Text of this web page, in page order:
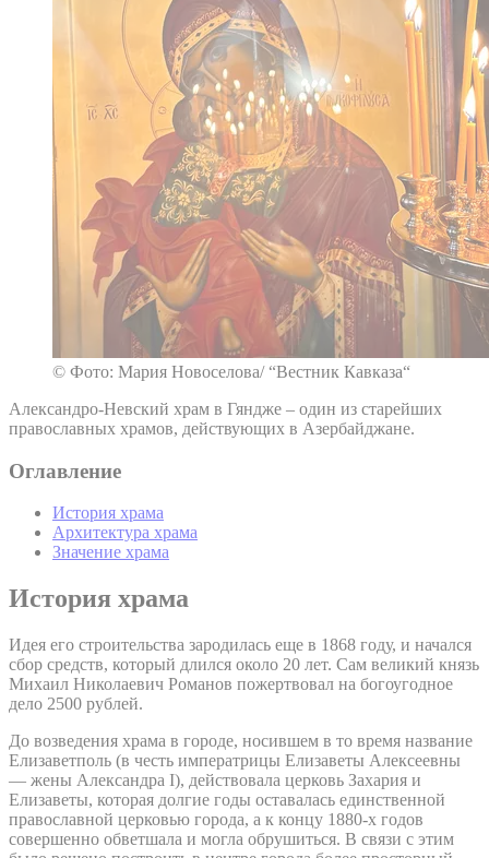
© Фото: Мария Новоселова/ “Вестник Кавказа“
Александро-Невский храм в Гяндже – один из старейших
православных храмов, действующих в Азербайджане.
Оглавление
История храма
Архитектура храма
Значение храма
История храма
Идея его строительства зародилась еще в 1868 году, и начался
сбор средств, который длился около 20 лет. Сам великий князь
Михаил Николаевич Романов пожертвовал на богоугодное
дело 2500 рублей.
До возведения храма в городе, носившем в то время название
Елизаветполь (в честь императрицы Елизаветы Алексеевны
— жены Александра I), действовала церковь Захария и
Елизаветы, которая долгие годы оставалась единственной
православной церковью города, а к концу 1880-х годов
совершенно обветшала и могла обрушиться. В связи с этим